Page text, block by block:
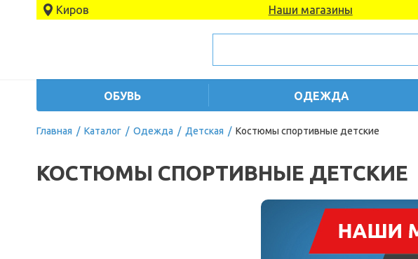
Киров Наши магазины
ОБУВЬ ОДЕЖДА
Главная / Каталог / Одежда / Детская / Костюмы спортивные детские
КОСТЮМЫ СПОРТИВНЫЕ ДЕТСКИЕ